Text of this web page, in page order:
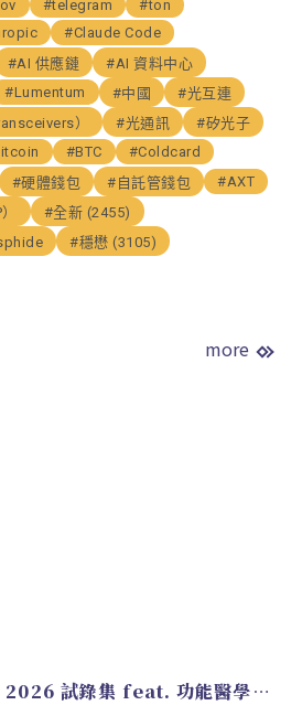
#telegram
#ton
#Claude Code
#AI 供應鏈
#AI 資料中心
#Lumentum #中國
#光互連
）
#光通訊
#矽光子
#BTC
#Coldcard
#硬體錢包 #自託管錢包
#AXT
#全新 (2455)
#穩懋 (3105)
more
EP.220 好久不見！2026 試錄集 feat. 功能醫學營養師 美寶